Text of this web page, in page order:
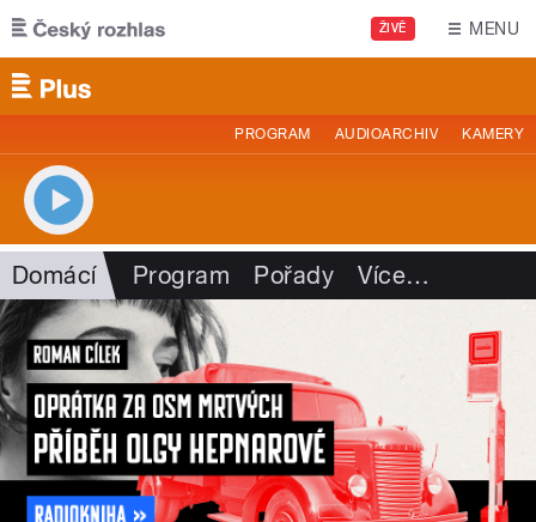
Přejít k hlavnímu obsahu
ŽIVĚ MENU
PROGRAM AUDIOARCHIV KAMERY
Domácí Program Pořady Více…